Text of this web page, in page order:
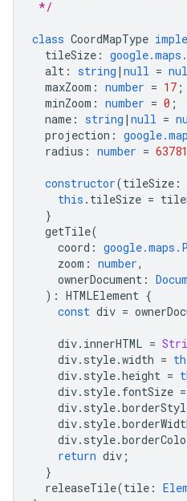
class CoordMapType
tileSize:
alt: string|null =
maxZoom: number =
minZoom: number =
name: string|null =
projection:
radius: number =
constructor(
this.tileSize =
getTile
coord:
zoom: number
ownerDocument:
): HTMLElement
const
div =
div.innerHTML =
div.style.width =
div.style.height
div.style.fontSize
div.style.
div.style.
div.style.
return
div
releaseTile(tile: